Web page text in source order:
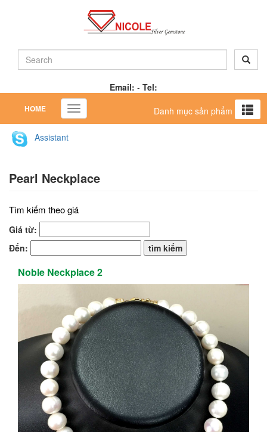
Email: - Tel:
Toggle
navigation
HOME Danh mục sản phẩm
Assistant
Pearl Neckplace
Tìm kiếm theo giá
Giá từ:
Đến:
Noble Neckplace 2